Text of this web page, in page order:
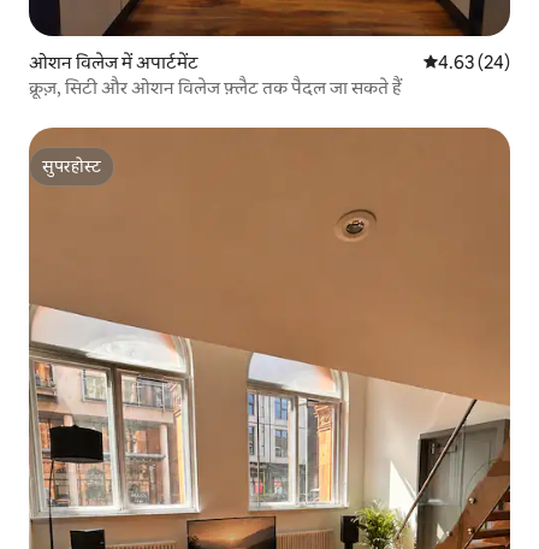
ओशन विलेज में अपार्टमेंट औसत रेटिंग 5 में
4.63 (24)
क्रूज़, सिटी और ओशन विलेज फ़्लैट तक पैदल जा सकते हैं
सुपरहोस्ट
सुपरहोस्ट